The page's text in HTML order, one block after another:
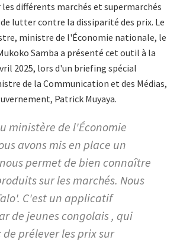
différents marchés et supermarchés
de lutter contre la dissiparité des prix. Le
ministre de l'Économie nationale, le
Samba a présenté cet outil à la
2025, lors d'un briefing spécial
de la Communication et des Médias,
Patrick Muyaya.
ministère de l'Économie
avons mis en place un
permet de bien connaître
sur les marchés. Nous
C'est un applicatif
de jeunes congolais , qui
prélever les prix sur